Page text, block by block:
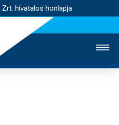
hivatalos honlapja